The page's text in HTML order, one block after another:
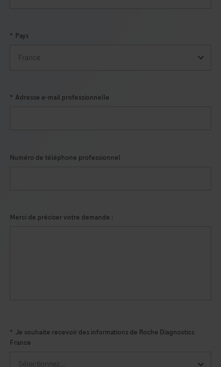
* Pays
* Adresse e-mail professionnelle
Numéro de téléphone professionnel
Merci de préciser votre demande :
* Je souhaite recevoir des informations de Roche Diagnostics
France